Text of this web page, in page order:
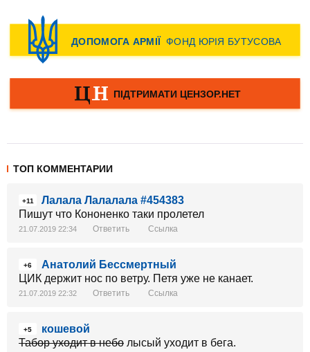
ТОП КОММЕНТАРИИ
+11
Лалала Лалалала #454383
Пишут что Кононенко таки пролетел
21.07.2019 22:34 Ответить Ссылка
+6
Анатолий Бессмертный
ЦИК держит нос по ветру. Петя уже не канает.
21.07.2019 22:32 Ответить Ссылка
+5
кошевой
Табор уходит в небо лысый уходит в бега.